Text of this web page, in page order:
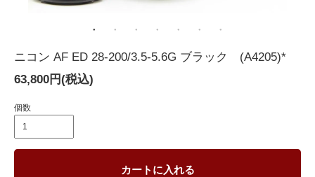
ニコン AF ED 28-200/3.5-5.6G ブラック (A4205)*
63,800円(税込)
個数
カートに入れる